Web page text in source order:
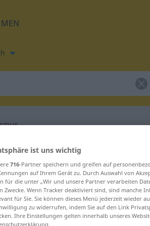
für "absolutismus"
ist uns wichtig
716-Partner speichern und greifen auf
auf Ihrem Gerät zu. Durch Auswahl von
für die unter „Wir und unsere Partner verarbeiten
Zwecke. Wenn Tracker deaktiviert sind, sind manche
für Sie. Sie können dieses Menü jederzeit wieder
zu widerrufen, indem Sie auf den Link
Ihre Einstellungen gelten innerhalb unseres